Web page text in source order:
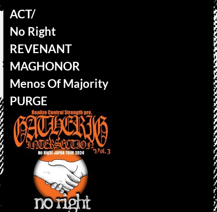
ACT/
No Right
REVENANT
MAGHONOR
Menos Of Majority
PURGE